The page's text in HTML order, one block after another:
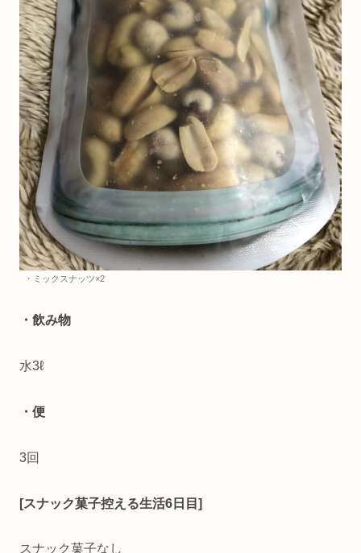
・ミックスナッツ×2
・飲み物
水3ℓ
・便
3回
[スナック菓子控える生活6日目]
スナック菓子なし